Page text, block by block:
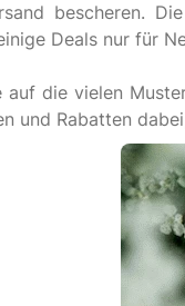
bescheren.
Deals nur für
auf die vielen